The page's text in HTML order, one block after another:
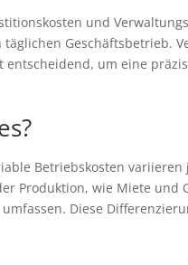
und
Geschäftsbetrieb.
um eine
Betriebskosten
Produktion, wie Miete
Diese